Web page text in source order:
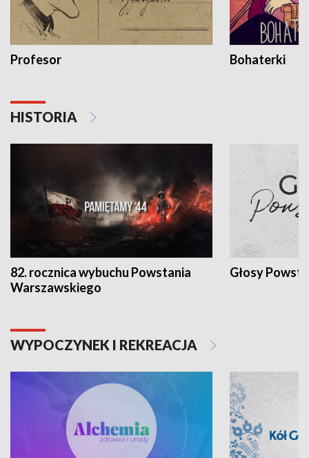
Profesor Bohaterki
HISTORIA
82. rocznica wybuchu Powstania
Warszawskiego
Głosy
WYPOCZYNEK I REKREACJA